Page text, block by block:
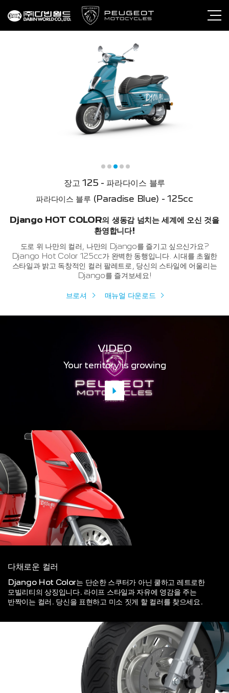
장고 125 - 파라다이스 블루
파라다이스 블루 (Paradise Blue) - 125cc
Django HOT COLOR의 생동감 넘치는 세계에 오신 것을
환영합니다!
도로 위 나만의 컬러, 나만의 Django를 즐기고 싶으신가요?
Django Hot Color 125cc가 완벽한 동행입니다. 시대를 초월한
스타일과 밝고 독창적인 컬러 팔레트로, 당신의 스타일에 어울리는
Django를 즐겨보세요!
브로셔 매뉴얼 다운로드
VIDEO
Your territory is growing
다채로운 컬러
Django Hot Color는 단순한 스쿠터가 아닌 쿨하고 레트로한
모빌리티의 상징입니다. 라이프 스타일과 자유에 영감을 주는
반짝이는 컬러. 당신을 표현하고 미소 짓게 할 컬러를 찾으세요.